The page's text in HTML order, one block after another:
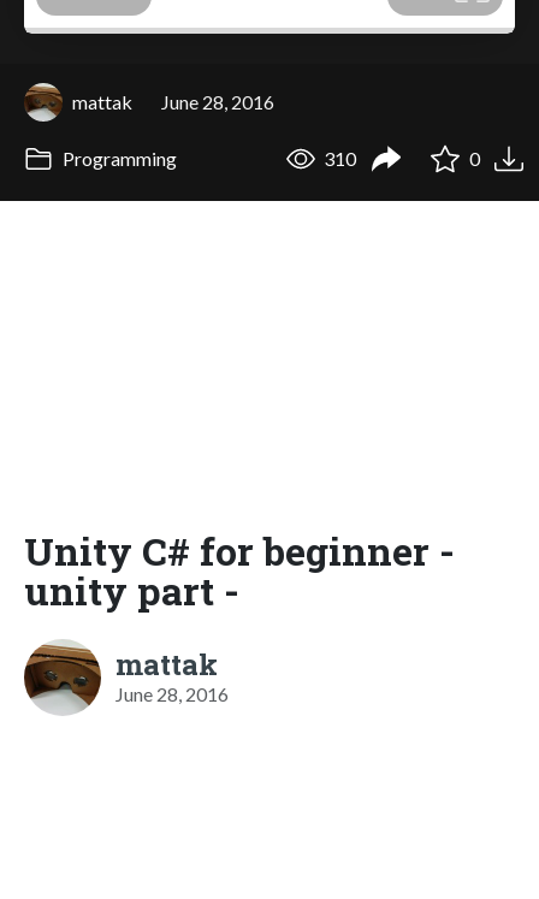
mattak June 28, 2016
Programming 310 0
Unity C# for beginner -
unity part -
mattak
June 28, 2016